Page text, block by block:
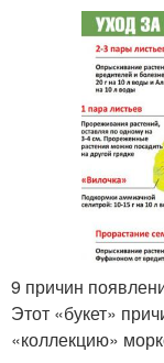
9 причин
Этот «букет»
«коллекцию»